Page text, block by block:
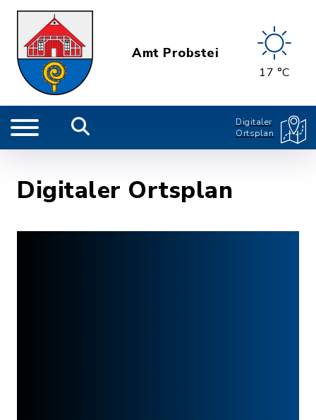
Amt Probstei
17 °C
Digitaler
Ortsplan
Digitaler Ortsplan